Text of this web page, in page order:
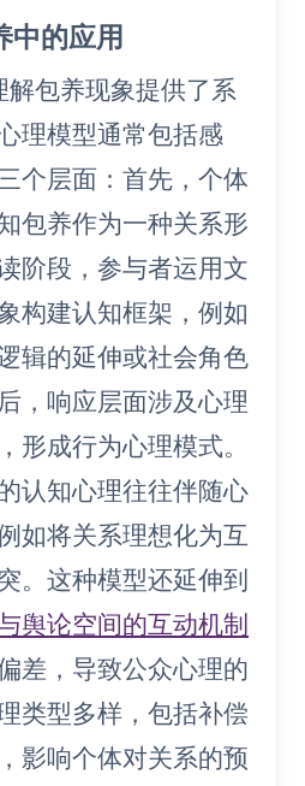
中的应用
解包养现象提供了系
理模型通常包括感
个层面：首先，个体
包养作为一种关系形
阶段，参与者运用文
构建认知框架，例如
辑的延伸或社会角色
，响应层面涉及心理
形成行为心理模式。
认知心理往往伴随心
如将关系理想化为互
。这种模型还延伸到
舆论空间的互动机制
差，导致公众心理的
类型多样，包括补偿
影响个体对关系的预